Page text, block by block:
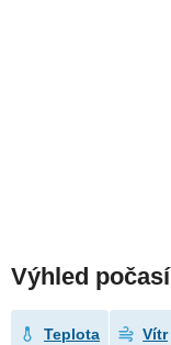
Výhled počasí
Teplota Vítr